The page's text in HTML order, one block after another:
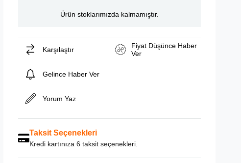
Ürün stoklarımızda kalmamıştır.
Karşılaştır
Fiyat Düşünce Haber
Ver
Gelince Haber Ver
Yorum Yaz
Taksit Seçenekleri
Kredi kartınıza 6 taksit seçenekleri.